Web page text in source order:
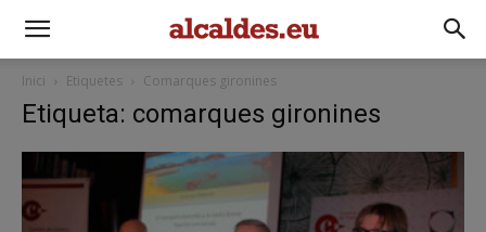
Inici Etiquetes Comarques gironines
Etiqueta: comarques gironines